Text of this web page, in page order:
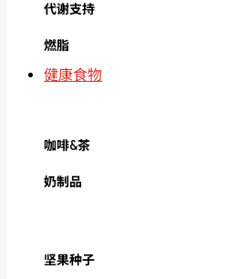
代谢支持
燃脂
健康食物
咖啡&茶
奶制品
坚果种子